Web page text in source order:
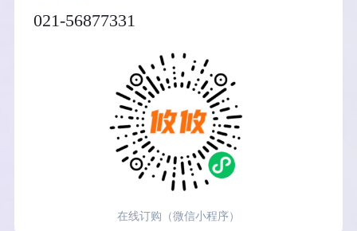
021-56877331
在线订购（微信小程序）